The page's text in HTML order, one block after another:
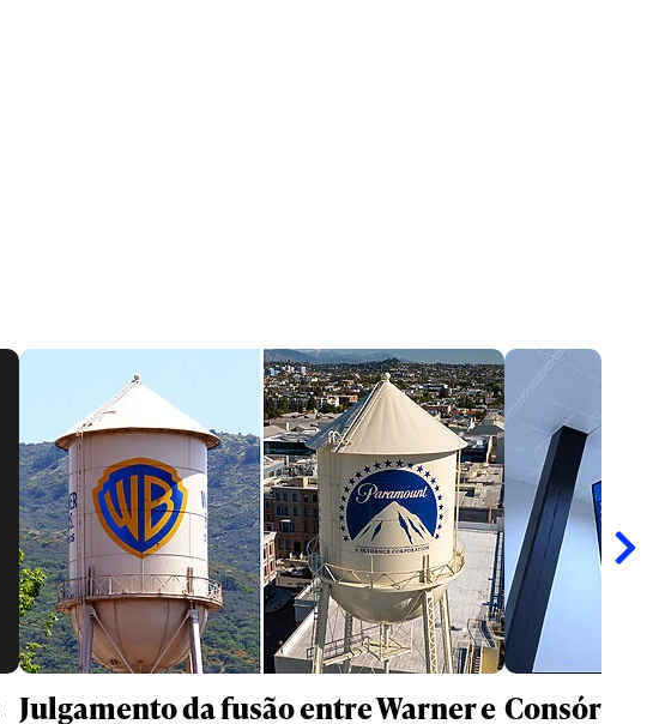
Julgamento da fusão entre Warner e Consórcio